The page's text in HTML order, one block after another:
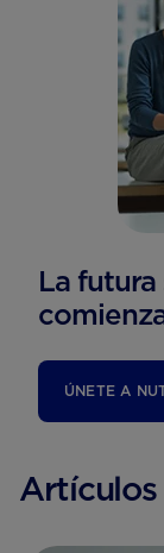
La
ÚNETE A
Artículos